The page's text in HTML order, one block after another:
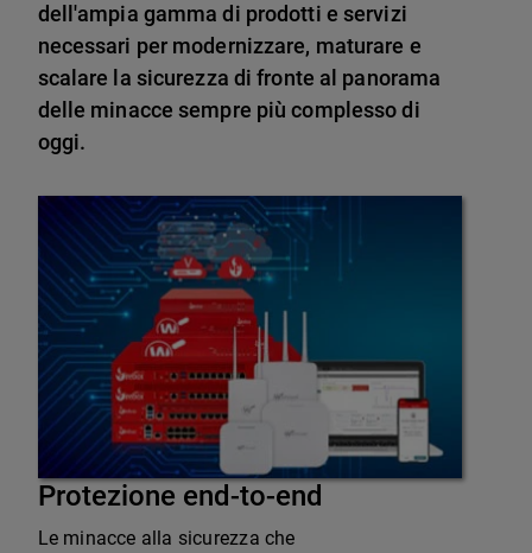
dell'ampia gamma di prodotti e servizi
necessari per modernizzare, maturare e
scalare la sicurezza di fronte al panorama
delle minacce sempre più complesso di
oggi.
Protezione end-to-end
Le minacce alla sicurezza che